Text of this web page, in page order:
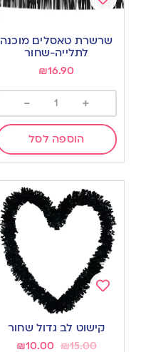
to
wishlist
שרשרת טאסלים מוכנה
לתלייה-שחור
₪16.90
+
-
הוספה לסל
wishlist
קישוט לב גדול שחור
₪15.00
₪10.00